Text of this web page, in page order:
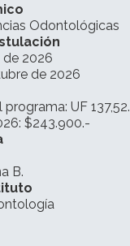
PROGRAMA
Odontológicas
de 2026
de 2026
UF 137,52.
$243.900.-
B.